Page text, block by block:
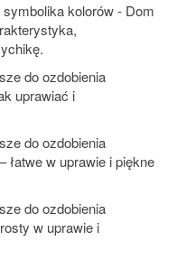
kolorów - Dom
do ozdobienia
uprawiać i
do ozdobienia
łatwe w uprawie i piękne
do ozdobienia
w uprawie i